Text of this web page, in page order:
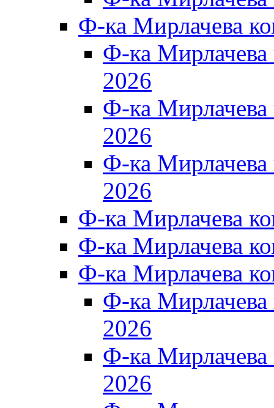
Ф-ка Мирлачева
Ф-ка
2026
Ф-ка
2026
Ф-ка
2026
Ф-ка Мирлачева
Ф-ка Мирлачева
Ф-ка Мирлачева
Ф-ка
2026
Ф-ка
2026